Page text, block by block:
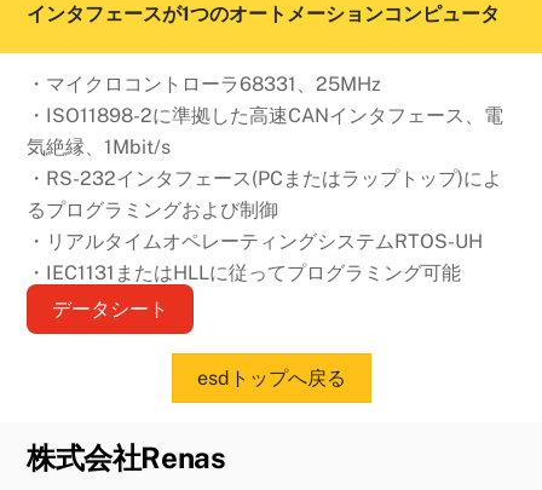
インタフェースが1つのオートメーションコンピュータ
・マイクロコントローラ68331、25MHz
・ISO11898-2に準拠した高速CANインタフェース、電
気絶縁、1Mbit/s
・RS-232インタフェース(PCまたはラップトップ)によ
るプログラミングおよび制御
・リアルタイムオペレーティングシステムRTOS-UH
・IEC1131またはHLLに従ってプログラミング可能
データシート
esdトップへ戻る
株式会社Renas